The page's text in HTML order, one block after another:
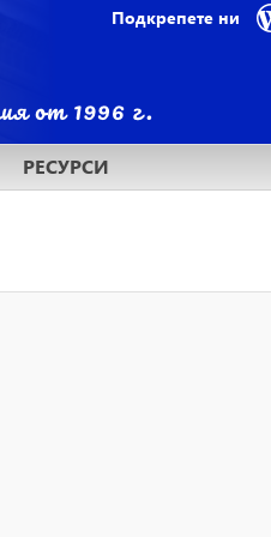
Подкрепете ни
РЕСУРСИ